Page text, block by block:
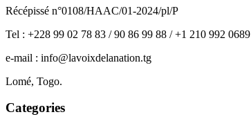
Récépissé n°0108/HAAC/01-2024/pl/P
Tel : +228 99 02 78 83 / 90 86 99 88 / +1 210 992 0689
e-mail : info@lavoixdelanation.tg
Lomé, Togo.
Categories